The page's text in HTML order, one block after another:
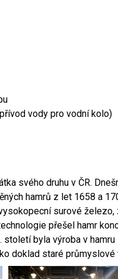
vody pro vodní kolo)
svého druhu v ČR.
hamrů z let 1658 a
surové
přešel hamr
byla výroba v
doklad staré průmyslové